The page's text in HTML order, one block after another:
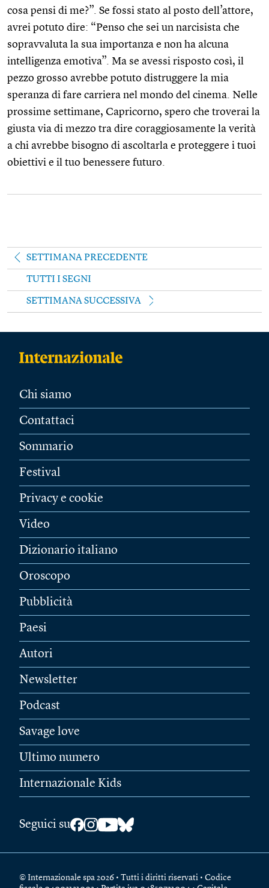
cosa pensi di me?”. Se fossi stato al posto dell’attore,
avrei potuto dire: “Penso che sei un narcisista che
sopravvaluta la sua importanza e non ha alcuna
intelligenza emotiva”. Ma se avessi risposto così, il
pezzo grosso avrebbe potuto distruggere la mia
speranza di fare carriera nel mondo del cinema. Nelle
prossime settimane, Capricorno, spero che troverai la
giusta via di mezzo tra dire coraggiosamente la verità
a chi avrebbe bisogno di ascoltarla e proteggere i tuoi
obiettivi e il tuo benessere futuro.
SETTIMANA PRECEDENTE
TUTTI I SEGNI
SETTIMANA SUCCESSIVA
Chi siamo
Contattaci
Sommario
Festival
Privacy e cookie
Video
Dizionario italiano
Oroscopo
Pubblicità
Paesi
Autori
Newsletter
Podcast
Savage love
Ultimo numero
Internazionale Kids
Seguici su
© Internazionale spa 2026 • Tutti i diritti riservati • Codice